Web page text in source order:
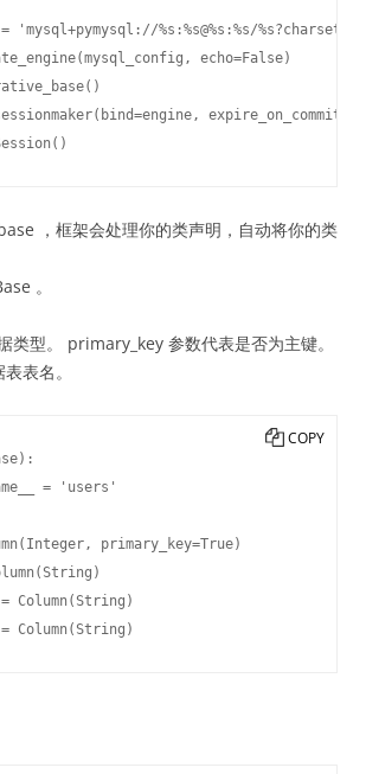
'mysql+pymysql://%s:%s@%s:%s/
echo=False)
，框架会处理你的类声明，自动将你的类
。
类型。 primary_key 参数代表是否为主键。
表名。
= 'users'
primary_key=True)
Column(String)
COPY